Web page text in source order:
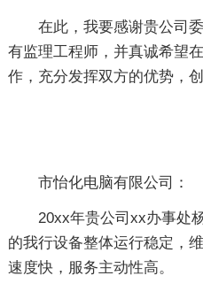
在此，我要感谢贵公司
有监理工程师，并真诚希望
作，充分发挥双方的优势，
市怡化电脑有限公司：
20xx年贵公司xx办事处
的我行设备整体运行稳定，
速度快，服务主动性高。